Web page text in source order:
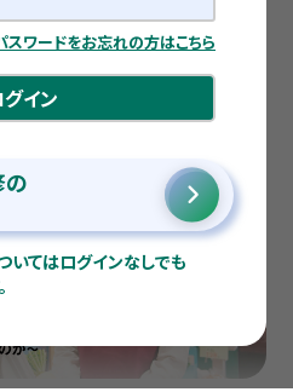
スワードをお忘れの方はこちら
グイン
の
いてはログインなしでも